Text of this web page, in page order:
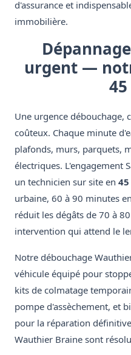
d'assurance et
immobilière.
urgent —
Une urgence débouchage,
coûteux. Chaque minute
plafonds, murs, parquets,
électriques. L'engagement
un technicien sur site en
urbaine, 60 à 90 minutes
réduit les dégâts de 70 à
intervention qui attend le
Notre débouchage
véhicule équipé pour
kits de colmatage
pompe d'assèchement, et
pour la réparation
Wauthier Braine sont